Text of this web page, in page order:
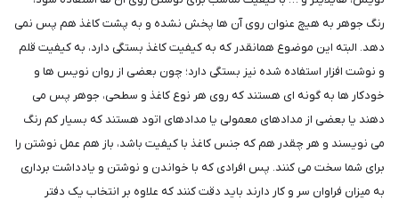
رنگ جوهر به هیچ عنوان روی آن ها پخش نشده و به پشت کاغذ هم پس نمی
دهد. البته این موضوع همانقدر که به کیفیت کاغذ بستگی دارد، به کیفیت قلم
و نوشت افزار استفاده شده نیز بستگی دارد؛ چون بعضی از روان نویس ها و
خودکار ها به گونه ای هستند که روی هر نوع کاغذ و سطحی، جوهر پس می
دهند یا بعضی از مدادهای معمولی یا مدادهای اتود هستند که بسیار کم رنگ
می نویسند و هر چقدر هم که جنس کاغذ با کیفیت باشد، باز هم عمل نوشتن را
برای شما سخت می کنند. پس افرادی که با خواندن و نوشتن و یادداشت برداری
به میزان فراوان سر و کار دارند باید دقت کنند که علاوه بر انتخاب یک دفتر